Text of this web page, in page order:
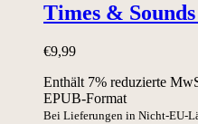
Times &
€9,99
Enthält 7% reduzierte
EPUB-Format
Bei Lieferungen in Nicht-EU-